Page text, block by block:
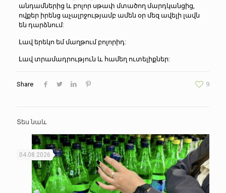
անդամներից և բոլոր սթափ մտածող մարդկանցից,
ովքեր իրենց աչալրջությամբ ամեն օր մեզ ավելի լավն
են դարձնում:
Լավ երեկո եմ մաղթում բոլորիդ:
Լավ տրամադրություն և համեղ ուտելիքներ:
Share 9
Տես նաև
04.08.2026